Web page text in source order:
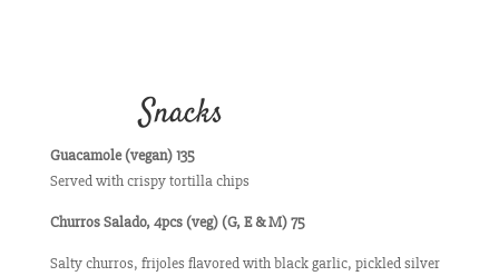
Snacks
Guacamole (vegan) 135
Served with crispy tortilla chips
Churros Salado, 4pcs (veg) (G, E & M) 75
Salty churros, frijoles flavored with black garlic, pickled silver